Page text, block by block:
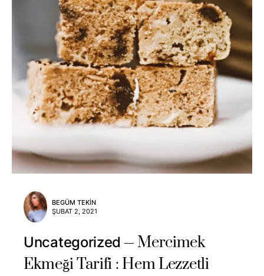
BEGÜM TEKIN
ŞUBAT 2, 2021
Uncategorized
Mercimek
Ekmeği Tarifi : Hem Lezzetli